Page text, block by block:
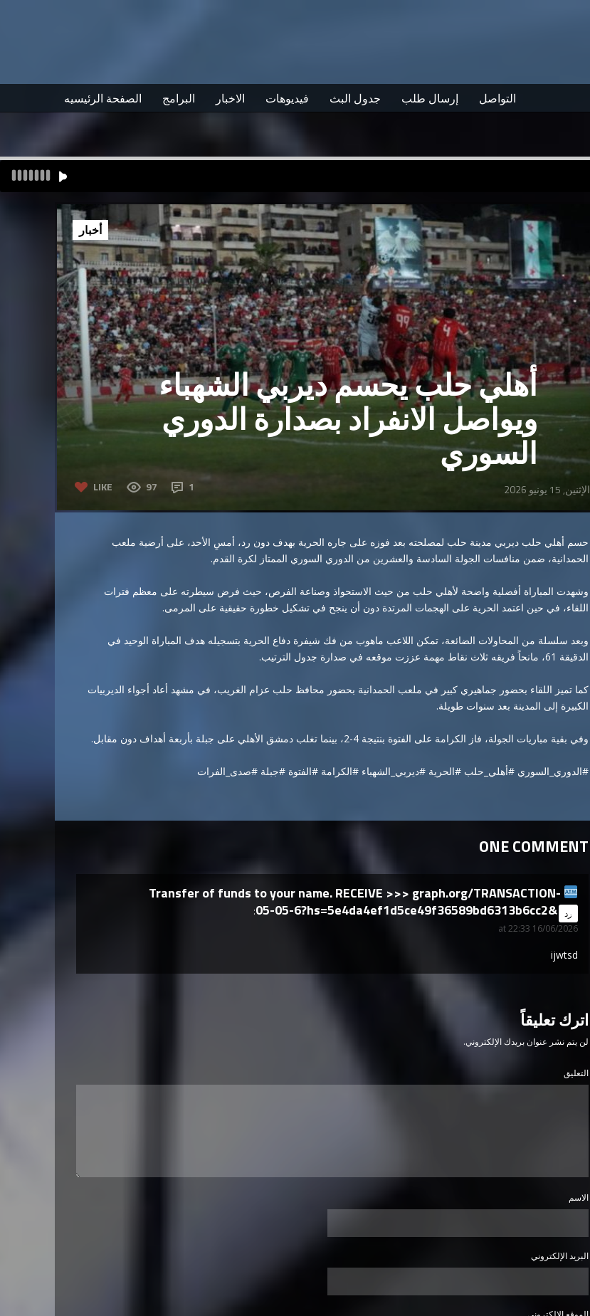
الصفحة الرئيسيه البرامج الاخبار فيديوهات جدول البث إرسال طلب التواصل
أهلي حلب يحسم ديربي الشهباء
ويواصل الانفراد بصدارة الدوري
السوري
LIKE 97 1 الإثنين, 15 يونيو 2026
أخبار
حسم أهلي حلب ديربي مدينة حلب لمصلحته بعد فوزه على جاره الحرية بهدف دون رد، أمسِ الأحد، على أرضية ملعب
الحمدانية، ضمن منافسات الجولة السادسة والعشرين من الدوري السوري الممتاز لكرة القدم.
وشهدت المباراة أفضلية واضحة لأهلي حلب من حيث الاستحواذ وصناعة الفرص، حيث فرض سيطرته على معظم فترات
اللقاء، في حين اعتمد الحرية على الهجمات المرتدة دون أن ينجح في تشكيل خطورة حقيقية على المرمى.
وبعد سلسلة من المحاولات الضائعة، تمكن اللاعب ماهوب من فك شيفرة دفاع الحرية بتسجيله هدف المباراة الوحيد في
الدقيقة 61، مانحاً فريقه ثلاث نقاط مهمة عززت موقعه في صدارة جدول الترتيب.
كما تميز اللقاء بحضور جماهيري كبير في ملعب الحمدانية بحضور محافظ حلب عزام الغريب، في مشهد أعاد أجواء الديربيات
الكبيرة إلى المدينة بعد سنوات طويلة.
وفي بقية مباريات الجولة، فاز الكرامة على الفتوة بنتيجة 4-2، بينما تغلب دمشق الأهلي على جبلة بأربعة أهداف دون مقابل.
#الدوري_السوري #أهلي_حلب #الحرية #ديربي_الشهباء #الكرامة #الفتوة #جبلة #صدى_الفرات
ONE COMMENT
Transfer of funds to your name. RECEIVE >>> graph.org/TRANSACTION-
05-05-6?hs=5e4da4ef1d5ce49f36589bd6313b6cc2&
says:
16/06/2026 at 22:33
رد
ijwtsd
اترك تعليقاً
لن يتم نشر عنوان بريدك الإلكتروني.
التعليق
الاسم
البريد الإلكتروني